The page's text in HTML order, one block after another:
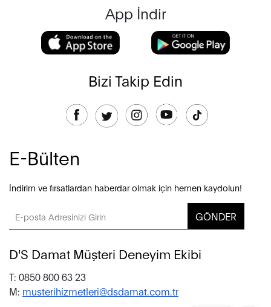
App İndir
Bizi Takip Edin
E-Bülten
İndirim ve fırsatlardan haberdar olmak için hemen kaydolun!
GÖNDER
D'S Damat Müşteri Deneyim Ekibi
T: 0850 800 63 23
M: musterihizmetleri@dsdamat.com.tr